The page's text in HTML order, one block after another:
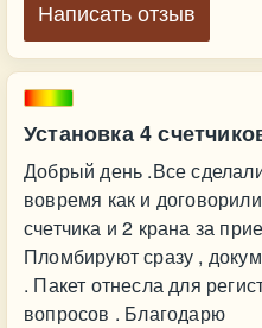
Установка 4
Добрый день .Все
вовремя как и
счетчика и 2 крана за
Пломбируют сразу ,
. Пакет отнесла для
вопросов . Благодарю
Написать отзыв